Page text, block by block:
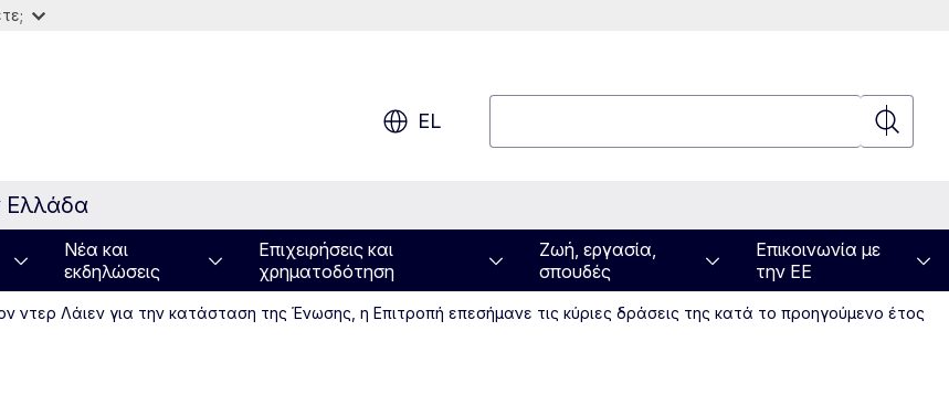
EL
Ελλάδα
Νέα και
εκδηλώσεις
Επιχειρήσεις και
χρηματοδότηση
Ζωή, εργασία,
σπουδές
Επικοινωνία με
την ΕΕ
ντερ Λάιεν για την κατάσταση της Ένωσης, η Επιτροπή επεσήμανε τις κύριες δράσεις της κατά το προηγούμενο έτος